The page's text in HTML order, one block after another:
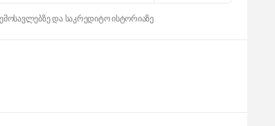
და საკრედიტო ისტორიაზე